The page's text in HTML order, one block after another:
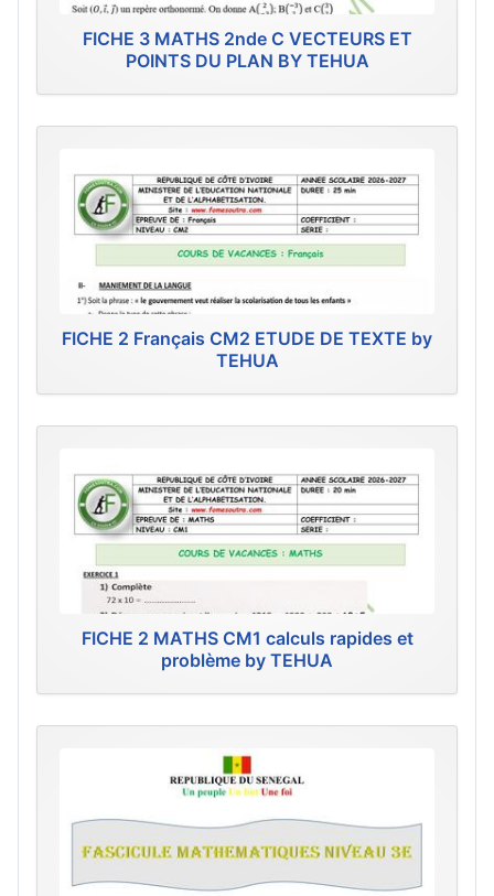
FICHE 3 MATHS 2nde C VECTEURS ET
POINTS DU PLAN BY TEHUA
FICHE 2 Français CM2 ETUDE DE TEXTE by
TEHUA
FICHE 2 MATHS CM1 calculs rapides et
problème by TEHUA